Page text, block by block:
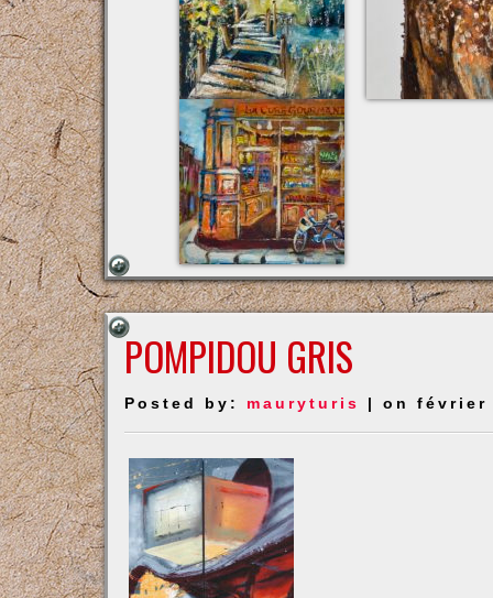
POMPIDOU GRIS
Posted by: mauryturis | on février